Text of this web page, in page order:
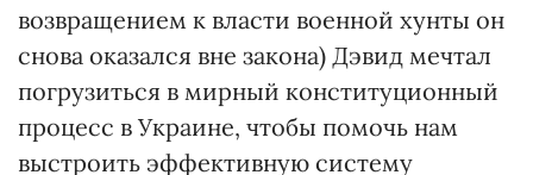
возвращением к власти военной хунты он
снова оказался вне закона) Дэвид мечтал
погрузиться в мирный конституционный
процесс в Украине, чтобы помочь нам
выстроить эффективную систему